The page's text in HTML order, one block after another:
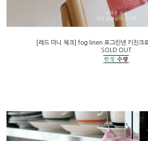
[레드 미니 체크] fog linen 포그린넨 키친크
SOLD OUT